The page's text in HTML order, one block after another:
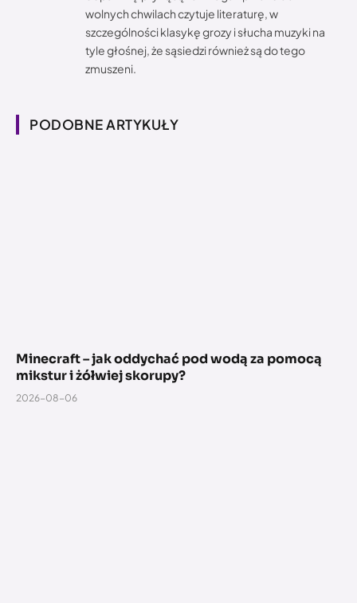
wolnych chwilach czytuje literaturę, w
szczególności klasykę grozy i słucha muzyki na
tyle głośnej, że sąsiedzi również są do tego
zmuszeni.
PODOBNE ARTYKUŁY
Minecraft – jak oddychać pod wodą za pomocą
mikstur i żółwiej skorupy?
2026-08-06